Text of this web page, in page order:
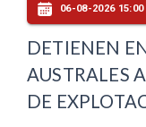
06-08-2026 15:00
DETIENEN
AUSTRALES
DE